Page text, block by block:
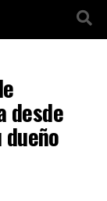
desde